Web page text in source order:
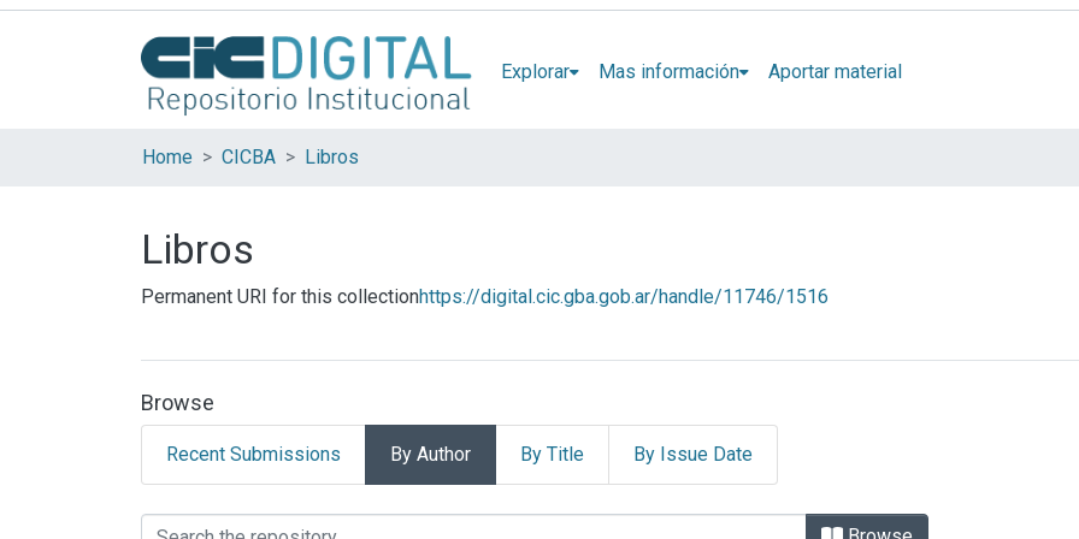
Explorar Mas información Aportar material
Home CICBA Libros
Libros
Permanent URI for this collectionhttps://digital.cic.gba.gob.ar/handle/11746/1516
Browse
Recent Submissions By Author By Title By Issue Date